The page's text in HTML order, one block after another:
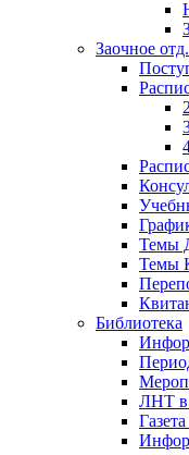
Заочное отд.
Темы
Темы
Библиотека
ЛНТ в